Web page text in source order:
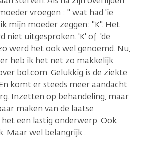
vroegen : " wat had 'ie
mijn moeder zeggen: "K". Het
niet uitgesproken. 'K' of 'de
werd het ook wel genoemd. Nu,
heb ik het net zo makkelijk
bol.com. Gelukkig is de ziekte
komt er steeds meer aandacht
Inzetten op behandeling, maar
maken van de laatse
het een lastig onderwerp. Ook
Maar wel belangrijk .